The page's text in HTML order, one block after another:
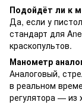
Подойдёт ли к
Да, если у
стандарт для
краскопультов.
Манометр
Аналоговый,
в реальном
регулятора — из